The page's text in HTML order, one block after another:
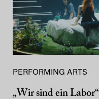
PERFORMING ARTS
„Wir sind ein Labor“